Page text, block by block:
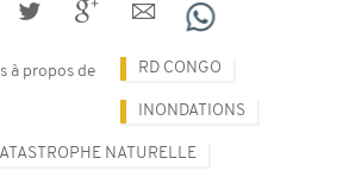
à propos de RD CONGO
INONDATIONS
NATURELLE